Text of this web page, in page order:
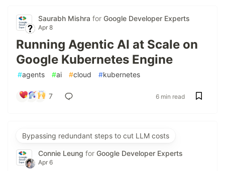
Saurabh Mishra for Google Developer Experts
Apr 8
Running Agentic AI at Scale on
Google Kubernetes Engine
#agents #ai #cloud #kubernetes
7 6 min read
Bypassing redundant steps to cut LLM costs
Connie Leung for Google Developer Experts
Apr 6